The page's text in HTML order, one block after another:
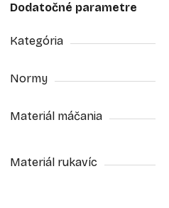
Dodatočné parametre
Kategória
Normy
Materiál máčania
Materiál rukavíc